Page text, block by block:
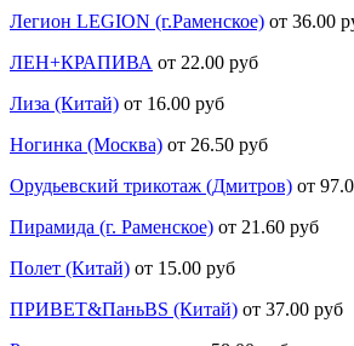
Легион LEGION (г.Раменское) от 36.00
ЛЕН+КРАПИВА от 22.00 руб
Лиза (Китай) от 16.00 руб
Ногинка (Москва) от 26.50 руб
Орудьевский трикотаж (Дмитров) от
Пирамида (г. Раменское) от 21.60 руб
Полет (Китай) от 15.00 руб
ПРИВЕТ&ПаньBS (Китай) от 37.00 руб